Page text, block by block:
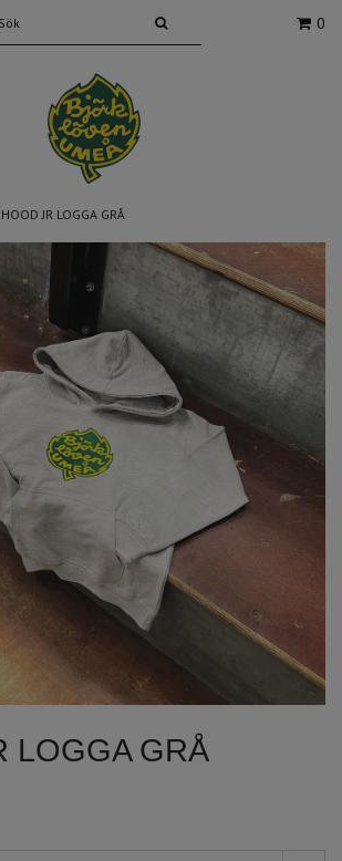
0
HOOD JR LOGGA GRÅ
LOGGA GRÅ